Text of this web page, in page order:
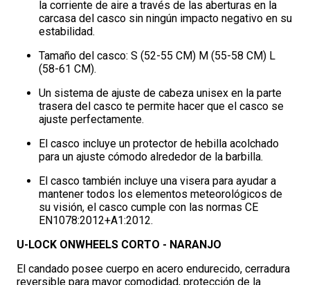
la corriente de aire a través de las aberturas en la
carcasa del casco sin ningún impacto negativo en su
estabilidad.
Tamaño del casco: S (52-55 CM) M (55-58 CM) L
(58-61 CM).
Un sistema de ajuste de cabeza unisex en la parte
trasera del casco te permite hacer que el casco se
ajuste perfectamente.
El casco incluye un protector de hebilla acolchado
para un ajuste cómodo alrededor de la barbilla.
El casco también incluye una visera para ayudar a
mantener todos los elementos meteorológicos de
su visión, el casco cumple con las normas CE
EN1078:2012+A1:2012.
U-LOCK ONWHEELS CORTO - NARANJO
El candado posee cuerpo en acero endurecido, cerradura
reversible para mayor comodidad, protección de la